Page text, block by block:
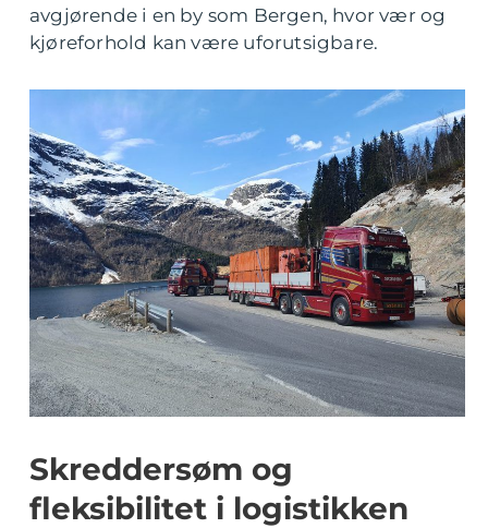
avgjørende i en by som Bergen, hvor vær og
kjøreforhold kan være uforutsigbare.
Skreddersøm og
fleksibilitet i logistikken